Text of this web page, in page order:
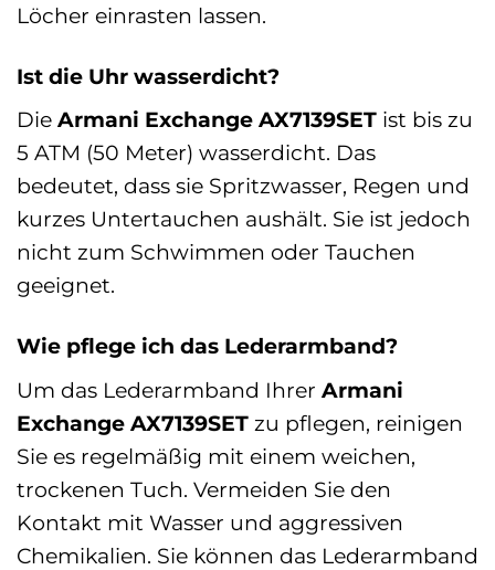
Löcher einrasten lassen.
Ist die Uhr wasserdicht?
Die Armani Exchange AX7139SET ist bis zu
5 ATM (50 Meter) wasserdicht. Das
bedeutet, dass sie Spritzwasser, Regen und
kurzes Untertauchen aushält. Sie ist jedoch
nicht zum Schwimmen oder Tauchen
geeignet.
Wie pflege ich das Lederarmband?
Um das Lederarmband Ihrer Armani
Exchange AX7139SET zu pflegen, reinigen
Sie es regelmäßig mit einem weichen,
trockenen Tuch. Vermeiden Sie den
Kontakt mit Wasser und aggressiven
Chemikalien. Sie können das Lederarmband